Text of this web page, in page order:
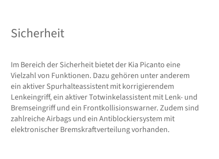
Sicherheit
Im Bereich der Sicherheit bietet der Kia Picanto eine
Vielzahl von Funktionen. Dazu gehören unter anderem
ein aktiver Spurhalteassistent mit korrigierendem
Lenkeingriff, ein aktiver Totwinkelassistent mit Lenk- und
Bremseingriff und ein Frontkollisionswarner. Zudem sind
zahlreiche Airbags und ein Antiblockiersystem mit
elektronischer Bremskraftverteilung vorhanden.